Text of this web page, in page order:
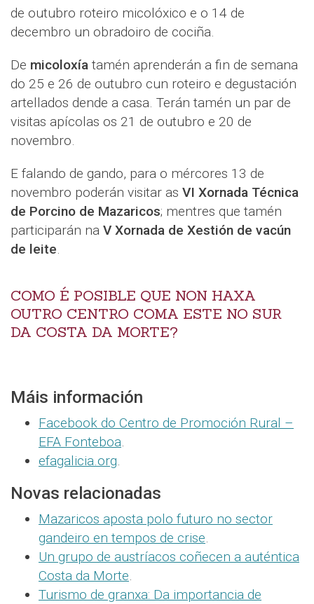
de outubro roteiro micolóxico e o 14 de
decembro un obradoiro de cociña.
De micoloxía tamén aprenderán a fin de semana
do 25 e 26 de outubro cun roteiro e degustación
artellados dende a casa. Terán tamén un par de
visitas apícolas os 21 de outubro e 20 de
novembro.
E falando de gando, para o mércores 13 de
novembro poderán visitar as VI Xornada Técnica
de Porcino de Mazaricos; mentres que tamén
participarán na V Xornada de Xestión de vacún
de leite.
COMO É POSIBLE QUE NON HAXA
OUTRO CENTRO COMA ESTE NO SUR
DA COSTA DA MORTE?
Máis información
Facebook do Centro de Promoción Rural –
EFA Fonteboa.
efagalicia.org.
Novas relacionadas
Mazaricos aposta polo futuro no sector
gandeiro en tempos de crise.
Un grupo de austríacos coñecen a auténtica
Costa da Morte.
Turismo de granxa: Da importancia de